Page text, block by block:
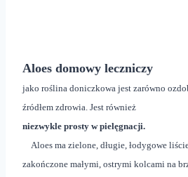
Aloes domowy leczniczy
jako roślina doniczkowa jest zarówno
źródłem zdrowia. Jest również
niezwykle prosty w pielęgnacji.
Aloes ma zielone, długie, łodygowe
zakończone małymi, ostrymi kolcami na